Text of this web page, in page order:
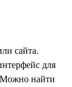
сайта.
для
найти